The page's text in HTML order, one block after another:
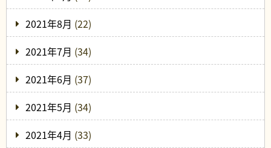
2021年8月 (22)
2021年7月 (34)
2021年6月 (37)
2021年5月 (34)
2021年4月 (33)